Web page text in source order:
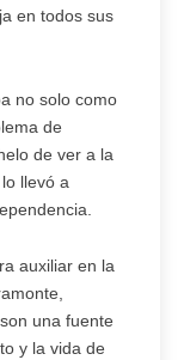
en todos sus
no solo como
de
de ver a la
llevó a
auxiliar en la
una fuente
y la vida de